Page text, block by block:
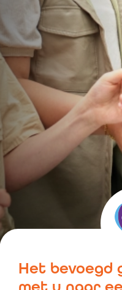
Het bevoegd